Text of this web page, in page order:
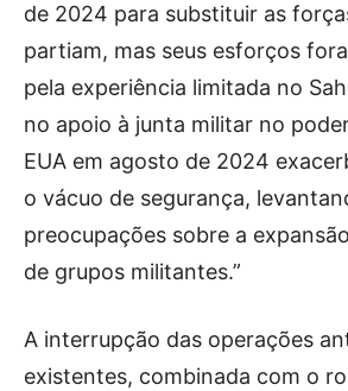
de 2024 para substituir as
partiam, mas seus esforços
pela experiência limitada no
no apoio à junta militar no
EUA em agosto de 2024
o vácuo de segurança,
preocupações sobre a
de grupos militantes.”
A interrupção das operações
existentes, combinada com o